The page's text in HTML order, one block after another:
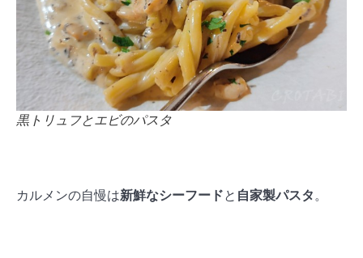
黒トリュフとエビのパスタ
カルメンの自慢は新鮮なシーフードと 自家製パスタ 。